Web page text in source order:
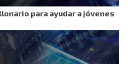
para ayudar a jóvenes